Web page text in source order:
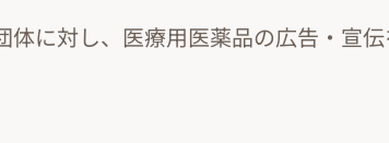
体に対し、医療用医薬品の広告・宣伝